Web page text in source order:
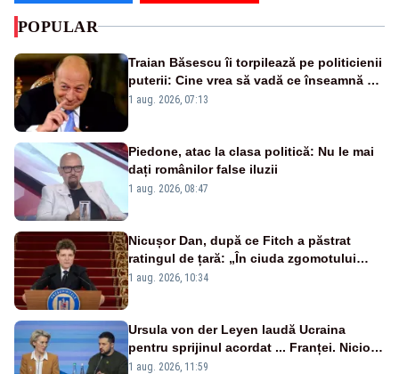
POPULAR
Traian Băsescu îi torpilează pe politicienii
puterii: Cine vrea să vadă ce înseamnă să
fii prost, se uită la România
1 aug. 2026, 07:13
Piedone, atac la clasa politică: Nu le mai
dați românilor false iluzii
1 aug. 2026, 08:47
Nicușor Dan, după ce Fitch a păstrat
ratingul de țară: „În ciuda zgomotului
politic, România funcționează”
1 aug. 2026, 10:34
Ursula von der Leyen laudă Ucraina
pentru sprijinul acordat ... Franței. Nicio
reacție privind ajutorul energetic promis
1 aug. 2026, 11:59